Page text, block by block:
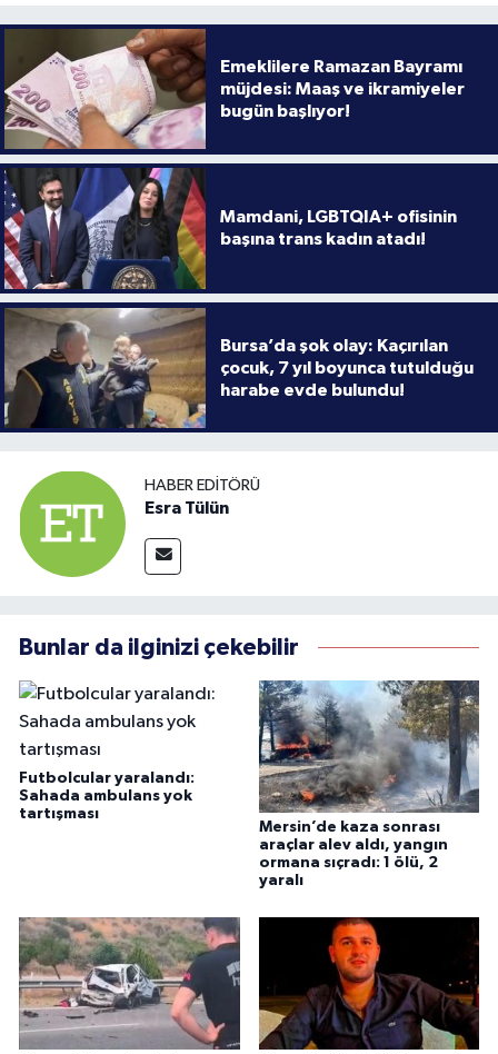
Emeklilere Ramazan Bayramı
müjdesi: Maaş ve ikramiyeler
bugün başlıyor!
Mamdani, LGBTQIA+ ofisinin
başına trans kadın atadı!
Bursa’da şok olay: Kaçırılan
çocuk, 7 yıl boyunca tutulduğu
harabe evde bulundu!
HABER EDITÖRÜ
Esra Tülün
Bunlar da ilginizi çekebilir
Futbolcular yaralandı:
Sahada ambulans yok
tartışması
Mersin’de kaza sonrası
araçlar alev aldı, yangın
ormana sıçradı: 1 ölü, 2
yaralı